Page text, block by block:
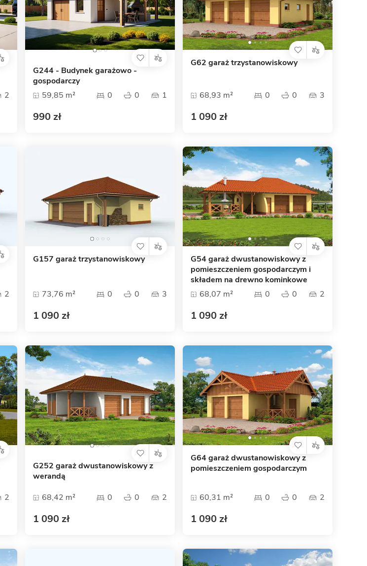
2
G244 - Budynek garażowo -
gospodarczy
59,85 m²
0 0 1
990 zł
G62 garaż trzystanowiskowy
68,93 m² 0 0 3
1 090 zł
2
G157 garaż trzystanowiskowy
73,76 m² 0 0 3
1 090 zł
G54 garaż dwustanowiskowy z
pomieszczeniem gospodarczym i
składem na drewno kominkowe
68,07 m²
0 0 2
1 090 zł
2
G252 garaż dwustanowiskowy z
werandą
68,42 m²
0 0 2
1 090 zł
G64 garaż dwustanowiskowy z
pomieszczeniem gospodarczym
60,31 m² 0 0 2
1 090 zł